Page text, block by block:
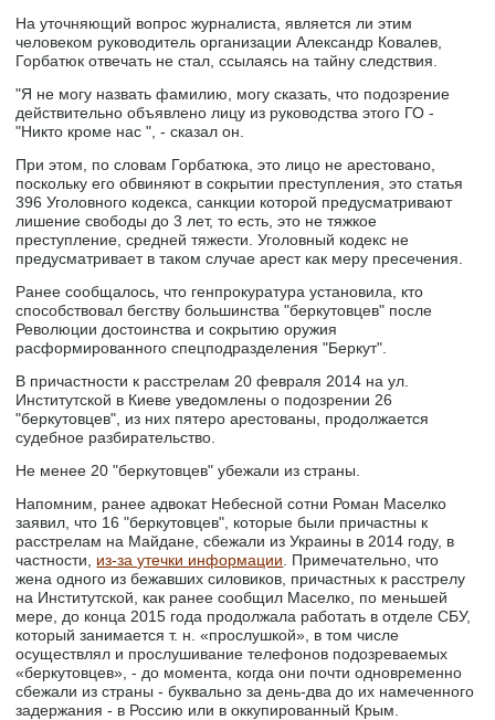
На уточняющий вопрос журналиста, является ли этим
человеком руководитель организации Александр Ковалев,
Горбатюк отвечать не стал, ссылаясь на тайну следствия.
"Я не могу назвать фамилию, могу сказать, что подозрение
действительно объявлено лицу из руководства этого ГО -
"Никто кроме нас ", - сказал он.
При этом, по словам Горбатюка, это лицо не арестовано,
поскольку его обвиняют в сокрытии преступления, это статья
396 Уголовного кодекса, санкции которой предусматривают
лишение свободы до 3 лет, то есть, это не тяжкое
преступление, средней тяжести. Уголовный кодекс не
предусматривает в таком случае арест как меру пресечения.
Ранее сообщалось, что генпрокуратура установила, кто
способствовал бегству большинства "беркутовцев" после
Революции достоинства и сокрытию оружия
расформированного спецподразделения "Беркут".
В причастности к расстрелам 20 февраля 2014 на ул.
Институтской в Киеве уведомлены о подозрении 26
"беркутовцев", из них пятеро арестованы, продолжается
судебное разбирательство.
Не менее 20 "беркутовцев" убежали из страны.
Напомним, ранее адвокат Небесной сотни Роман Маселко
заявил, что 16 "беркутовцев", которые были причастны к
расстрелам на Майдане, сбежали из Украины в 2014 году, в
частности, из-за утечки информации . Примечательно, что
жена одного из бежавших силовиков, причастных к расстрелу
на Институтской, как ранее сообщил Маселко, по меньшей
мере, до конца 2015 года продолжала работать в отделе СБУ,
который занимается т. н. «прослушкой», в том числе
осуществлял и прослушивание телефонов подозреваемых
«беркутовцев», - до момента, когда они почти одновременно
сбежали из страны - буквально за день-два до их намеченного
задержания - в Россию или в оккупированный Крым.